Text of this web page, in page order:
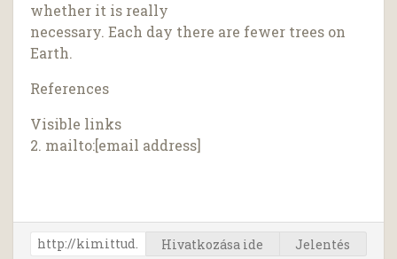
whether it is really
necessary. Each day there are fewer trees on
Earth.
References
Visible links
2. mailto:[email address]
Hivatkozása ide Jelentés